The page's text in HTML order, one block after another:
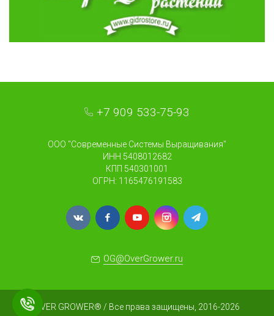
+7 909 533-75-93
ООО "Современные Системы Выращивания"
ИНН 5408012682
КПП 540301001
ОГРН: 1165476191583
OG@OverGrower.ru
OVER GROWER® / Все права защищены, 2016-2026